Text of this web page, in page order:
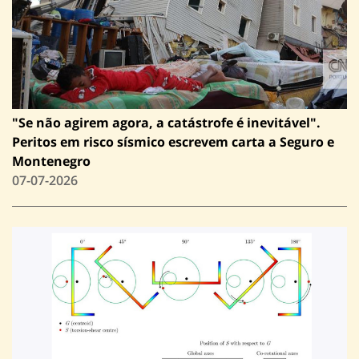
"Se não agirem agora, a catástrofe é inevitável".
Peritos em risco sísmico escrevem carta a Seguro e
Montenegro
07-07-2026